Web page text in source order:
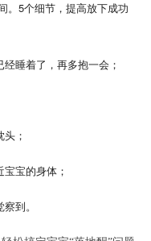
。5个细节，提高放下成功
睡着了，再多抱一会；
；
宝的身体；
到。